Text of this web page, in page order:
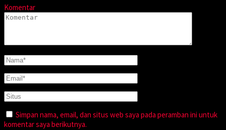
Komentar
Simpan nama, email, dan situs web saya pada peramban ini untuk
komentar saya berikutnya.